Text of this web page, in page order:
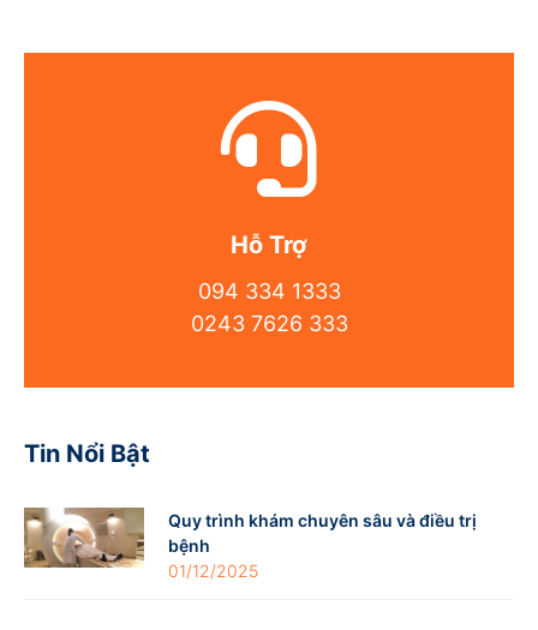
Hỗ Trợ
094 334 1333
0243 7626 333
Tin Nổi Bật
Quy trình khám chuyên sâu và điều trị
bệnh
01/12/2025